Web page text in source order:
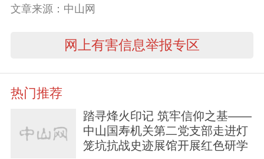
文章来源：中山网
网上有害信息举报专区
热门推荐
踏寻烽火印记 筑牢信仰之基——
中山国寿机关第二党支部走进灯
笼坑抗战史迹展馆开展红色研学